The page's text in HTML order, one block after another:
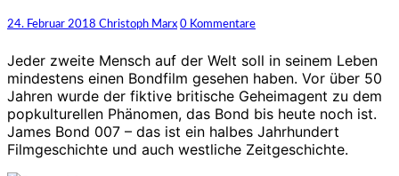
55
James
Bond
007
wissen
müssen
24. Februar 2018 Christoph Marx Kommentare
0 Kommentare
Jeder zweite Mensch auf der Welt soll in seinem Leben
mindestens einen Bondfilm gesehen haben. Vor über 50
Jahren wurde der fiktive britische Geheimagent zu dem
popkulturellen Phänomen, das Bond bis heute noch ist.
James Bond 007 – das ist ein halbes Jahrhundert
Filmgeschichte und auch westliche Zeitgeschichte.